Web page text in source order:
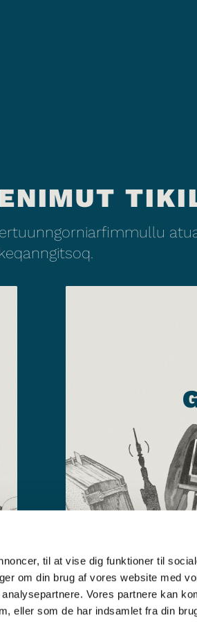
til at vise dig funktioner til
om din brug af vores website med
Vores partnere kan
eller som de har indsamlet fra din